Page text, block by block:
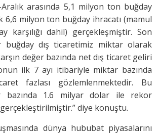
arasında 5,1 milyon ton buğday
6,6 milyon ton buğday ihracatı (mamul
karşılığı dahil) gerçekleşmiştir. Son
buğday dış ticaretimiz miktar olarak
değer bazında net dış ticaret geliri
ilk 7 ayı itibariyle miktar bazında
fazlası gözlemlenmektedir. Bu
bazında 1.6 milyar dolar ile rekor
diye konuştu.
dünya hububat piyasalarını